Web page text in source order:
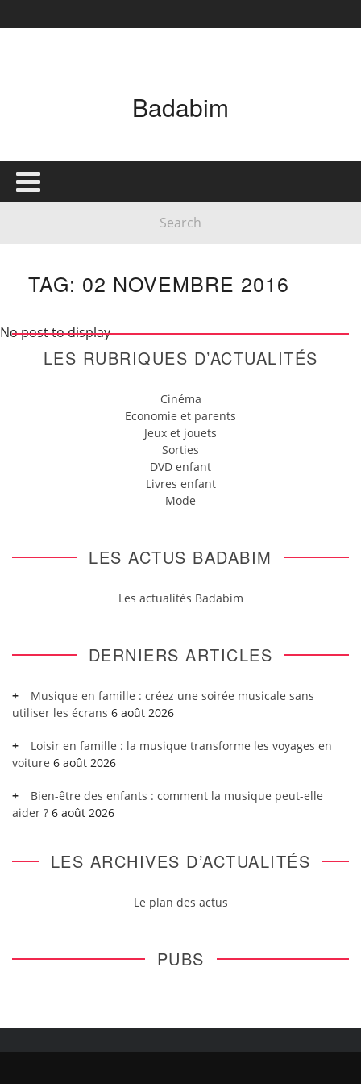
Badabim
TAG: 02 NOVEMBRE 2016
No post to display
LES RUBRIQUES D’ACTUALITÉS
Cinéma
Economie et parents
Jeux et jouets
Sorties
DVD enfant
Livres enfant
Mode
LES ACTUS BADABIM
Les actualités Badabim
DERNIERS ARTICLES
Musique en famille : créez une soirée musicale sans
utiliser les écrans 6 août 2026
Loisir en famille : la musique transforme les voyages en
voiture 6 août 2026
Bien-être des enfants : comment la musique peut-elle
aider ? 6 août 2026
LES ARCHIVES D’ACTUALITÉS
Le plan des actus
PUBS